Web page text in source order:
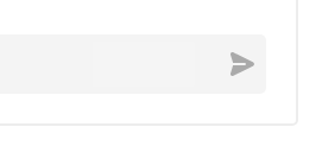
Envoyer